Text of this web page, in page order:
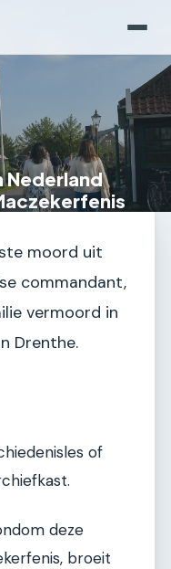
Nederland
moord uit
commandant,
vermoord in
Drenthe.
of
deze
broeit